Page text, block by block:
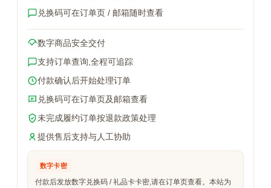
兑换码可在订单页 / 邮箱随时查看
数字商品安全交付
支持订单查询,全程可追踪
付款确认后开始处理订单
兑换码可在订单页及邮箱查看
未完成履约订单按退款政策处理
提供售后支持与人工协助
数字卡密
付款后发放数字兑换码 / 礼品卡卡密,请在订单页查看。本站为